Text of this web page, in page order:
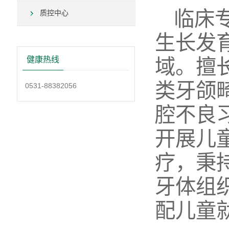
质控中心
健康热线
0531-88382056
临床
生长发
域。擅
类牙颌
腔不良
开展儿
疗，秉
牙体组
配儿童